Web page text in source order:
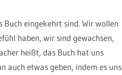
eingekehrt sind. Wir wollen
haben, wir sind gewachsen,
heißt, das Buch hat uns
auch etwas geben, indem es uns